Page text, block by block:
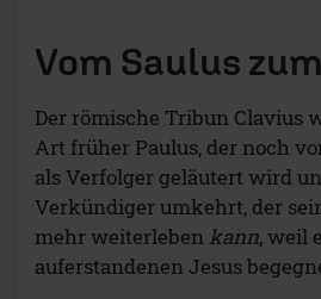
Vom Saulus
Der römische Tribun Clavius
Art früher Paulus, der noch
als Verfolger geläutert wird
Verkündiger umkehrt, der
mehr weiterleben kann, weil
auferstandenen Jesus